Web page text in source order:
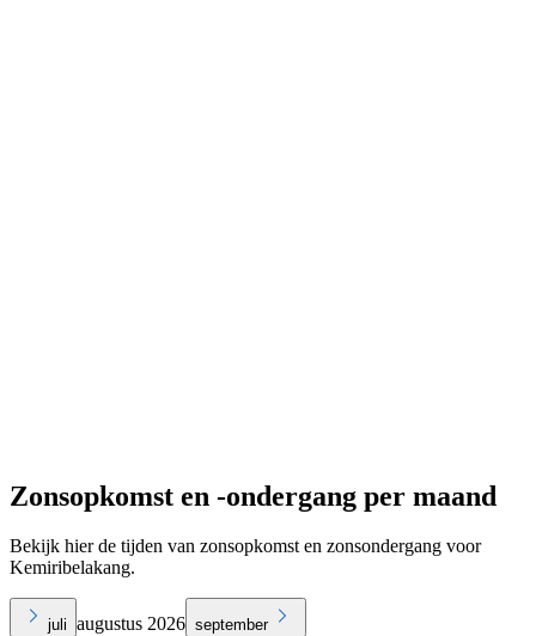
Zonsopkomst en -ondergang per maand
Bekijk hier de tijden van zonsopkomst en zonsondergang voor
Kemiribelakang.
juli augustus 2026 september